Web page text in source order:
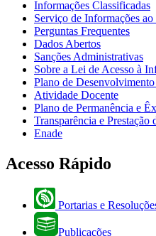
Informações Classificadas
Serviço de Informações
Perguntas Frequentes
Dados Abertos
Sanções Administrativas
Sobre a Lei de Acesso à
Plano de
Atividade Docente
Plano de Permanência e
Transparência e Prestação
Enade
Acesso Rápido
Portarias e
Publicações